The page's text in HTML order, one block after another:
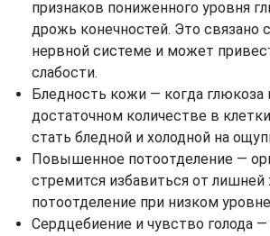
признаков пониженного уровня
дрожь конечностей. Это связано
нервной системе и может
слабости.
Бледность кожи — когда глюкоза
достаточном количестве в
стать бледной и холодной на
Повышенное потоотделение —
стремится избавиться от
потоотделение при низком
Сердцебиение и чувство голода